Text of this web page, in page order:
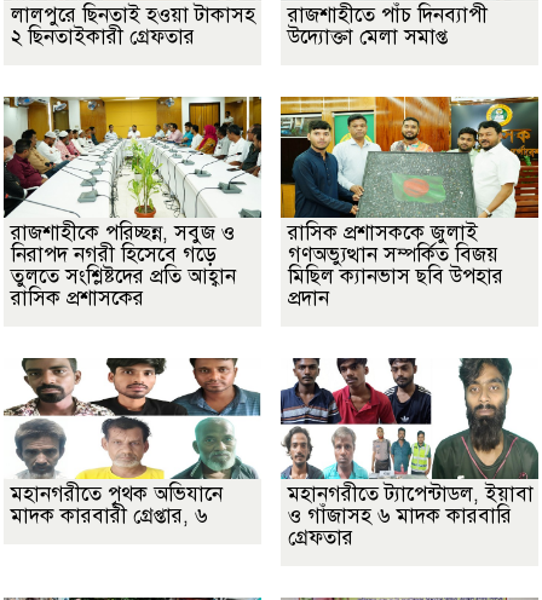
লালপুরে ছিনতাই হওয়া টাকাসহ
২ ছিনতাইকারী গ্রেফতার
রাজশাহীতে পাঁচ দিনব্যাপী
উদ্যোক্তা মেলা সমাপ্ত
রাজশাহীকে পরিচ্ছন্ন, সবুজ ও
নিরাপদ নগরী হিসেবে গড়ে
তুলতে সংশ্লিষ্টদের প্রতি আহ্বান
রাসিক প্রশাসকের
রাসিক প্রশাসককে জুলাই
গণঅভ্যুত্থান সম্পর্কিত বিজয়
মিছিল ক্যানভাস ছবি উপহার
প্রদান
মহানগরীতে পৃথক অভিযানে
মাদক কারবারী গ্রেপ্তার, ৬
মহানগরীতে ট্যাপেন্টাডল, ইয়াবা
ও গাঁজাসহ ৬ মাদক কারবারি
গ্রেফতার